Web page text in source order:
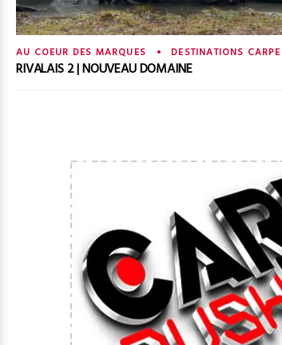
AU COEUR DES MARQUES DESTINATIONS CARPE
RIVALAIS 2 | NOUVEAU DOMAINE